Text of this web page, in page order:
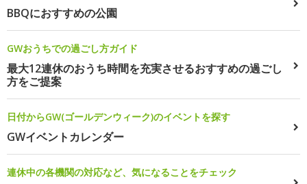
BBQにおすすめの公園
GWおうちでの過ごし方ガイド
最大12連休のおうち時間を充実させるおすすめの過ごし
方をご提案
日付からGW(ゴールデンウィーク)のイベントを探す
GWイベントカレンダー
連休中の各機関の対応など、気になることをチェック